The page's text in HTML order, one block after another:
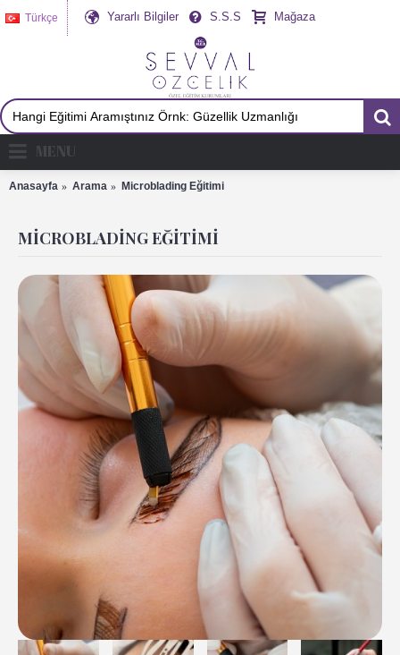
Türkçe Yararlı Bilgiler S.S.S Mağaza
MENU
Anasayfa Arama Microblading Eğitimi
MICROBLADING EĞITIMI